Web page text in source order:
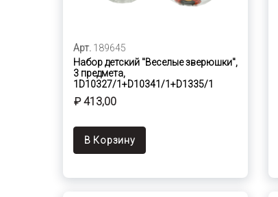
Арт. 189645
Набор детский "Веселые зверюшки",
3 предмета,
1D10327/1+D10341/1+D1335/1
₽ 413,00
В Корзину